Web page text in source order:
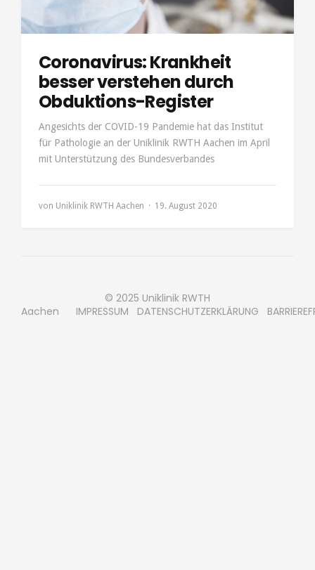
Coronavirus: Krankheit
besser verstehen durch
Obduktions-Register
Angesichts der COVID-19 Pandemie hat das Institut
für Pathologie an der Uniklinik RWTH Aachen im April
mit Unterstützung des Bundesverbandes
von Uniklinik RWTH Aachen 19. August 2020
© 2025 Uniklinik RWTH
Aachen IMPRESSUM DATENSCHUTZERKLÄRUNG